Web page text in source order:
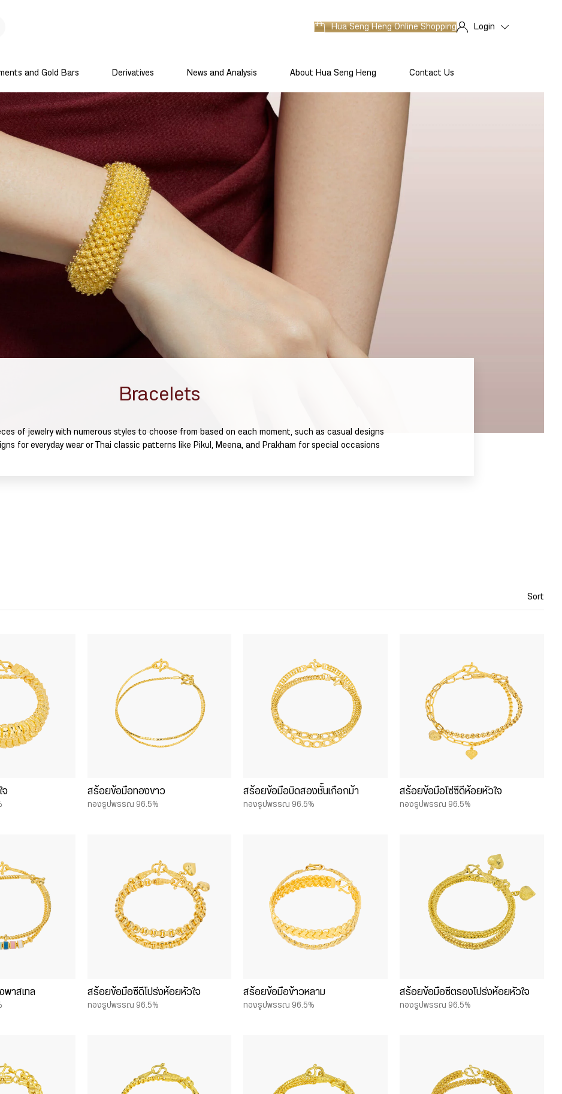
Hua Seng HengOnline Shopping Login
and Gold Bars Derivatives News and Analysis About Hua Seng Heng Contact Us
Bracelets
of jewelry with numerous styles to choose from based on each moment, such as casual designs
for everyday wear or Thai classic patterns like Pikul, Meena, and Prakham for special occasions
Sort
จ สร้อยข้อมือทองขาว
ทองรูปพรรณ 96.5%
สร้อยข้อมือบิดสองชั้นเกือกม้า
ทองรูปพรรณ 96.5%
สร้อยข้อมือโซ่ซีดีห้อยหัวใจ
ทองรูปพรรณ 96.5%
พาสเทล สร้อยข้อมือซีดีโปร่งห้อยหัวใจ
ทองรูปพรรณ 96.5%
สร้อยข้อมือข้าวหลาม
ทองรูปพรรณ 96.5%
สร้อยข้อมือซีตรองโปร่งห้อยหัวใจ
ทองรูปพรรณ 96.5%